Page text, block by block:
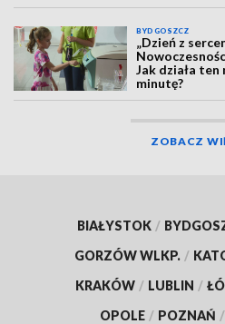
BYDGOSZCZ
„Dzień z
Jak działa
minutę?
ZOBACZ
BIAŁYSTOK /
GORZÓW WLKP. /
KRAKÓW / LUBLIN /
OPOLE / POZNAŃ /